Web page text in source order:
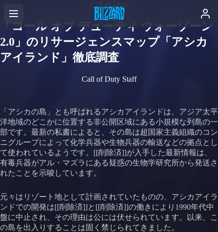
「コール オブ デューティ ウォーゾーン
2.0」のリサージェンスマップ「アシカ
アイランド」徹底調査
Call of Duty Staff
「アシカの島」とも呼ばれるアシカアイランドは、アジア太平
洋地域のどこかに位置する非公開区域にある小規模な列島の一
部です。最新の私書によると、その島は超国家主義組織のコン
ニグループによって化学兵器や生物兵器の輸送などの拠点とし
て使われているようです。[[削除済]]が入手した最新情報は、
有毒兵器がアル・マズラにある疑惑の生物学研究所から発送さ
れたことを示唆しています。
元々はリゾート地として計画されていたものの、アシカアイラ
ンドでの開発は[[削除済]]と[[削除済]]の働きにより1990年代中
盤に中止され、その理由は公には伏せられています。以来、こ
の島を出入りすることは固く禁じられてきました。